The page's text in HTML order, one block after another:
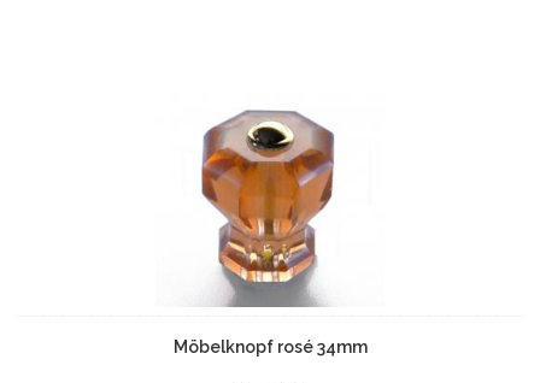
Möbelknopf rosé 34mm